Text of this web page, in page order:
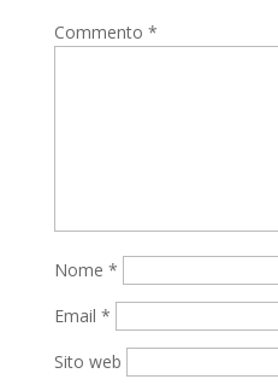
Commento *
Nome *
Email *
Sito web